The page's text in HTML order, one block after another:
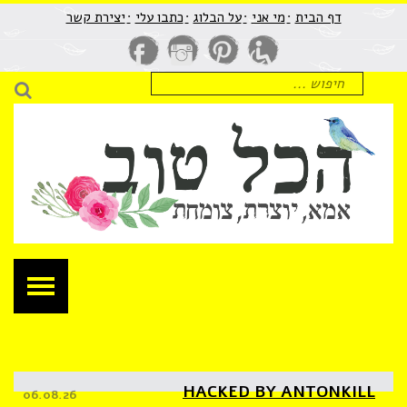
הכל
אמא,
יוצרת,
בלוג
יצירה,
דף הבית מי אני על הבלוג ​כתבו עלי יצירת קשר
חיפוש
עבור:
HACKED BY ANTONKILL
Posted
06.08.26